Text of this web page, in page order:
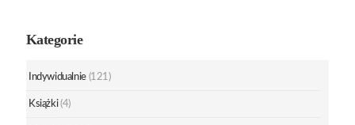
Kategorie
Indywidualnie (121)
Książki (4)